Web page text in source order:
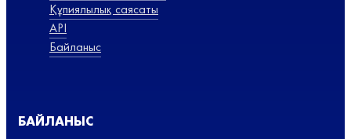
Құпиялылық саясаты
API
Байланыс
БАЙЛАНЫС